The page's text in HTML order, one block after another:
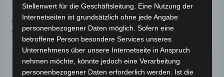
Artikelnummer: 3M301-4002A-00 Kategorie:VS2
Schlagwort:Bremsanlage
Garantiert sicherer Checkout
Stellenwert für die Geschäftsleitung. Eine Nutzung der
Internetseiten ist grundsätzlich ohne jede Angabe
personenbezogener Daten möglich. Sofern eine
betroffene Person besondere Services unseres
Unternehmens über unsere Internetseite in Anspruch
nehmen möchte, könnte jedoch eine Verarbeitung
personenbezogener Daten erforderlich werden. Ist die